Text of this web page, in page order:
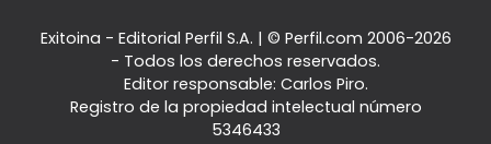
Exitoina - Editorial Perfil S.A. | © Perfil.com 2006-2026
- Todos los derechos reservados.
Editor responsable: Carlos Piro.
Registro de la propiedad intelectual número
5346433